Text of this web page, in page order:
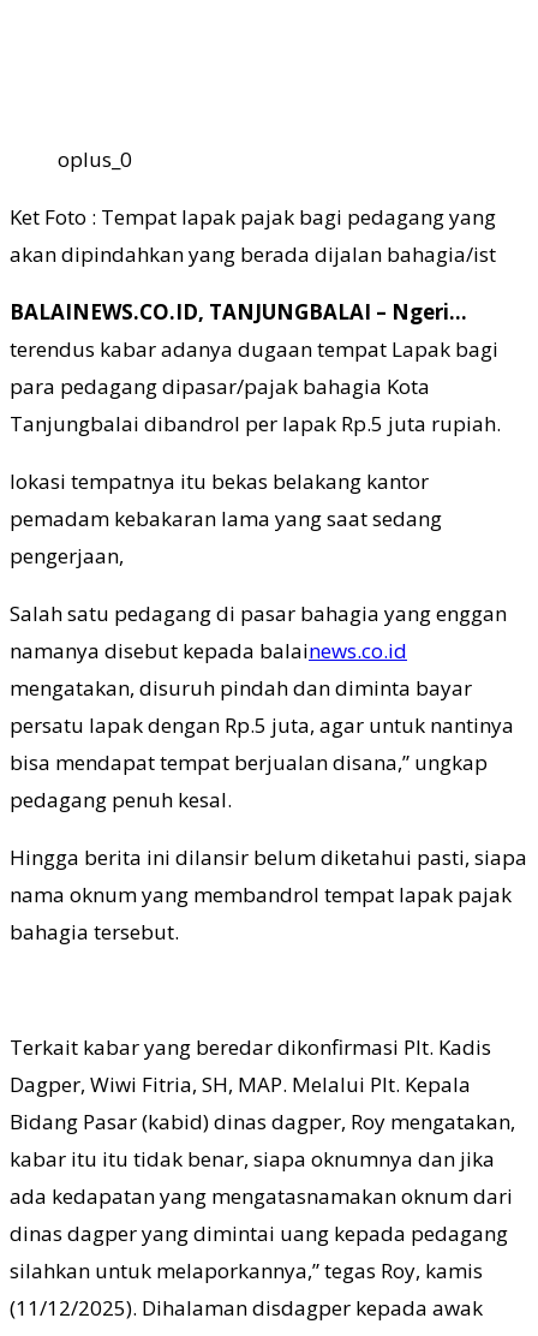
oplus_0
Ket Foto : Tempat lapak pajak bagi pedagang yang
akan dipindahkan yang berada dijalan bahagia/ist
BALAINEWS.CO.ID, TANJUNGBALAI – Ngeri…
terendus kabar adanya dugaan tempat Lapak bagi
para pedagang dipasar/pajak bahagia Kota
Tanjungbalai dibandrol per lapak Rp.5 juta rupiah.
lokasi tempatnya itu bekas belakang kantor
pemadam kebakaran lama yang saat sedang
pengerjaan,
Salah satu pedagang di pasar bahagia yang enggan
namanya disebut kepada balainews.co.id
mengatakan, disuruh pindah dan diminta bayar
persatu lapak dengan Rp.5 juta, agar untuk nantinya
bisa mendapat tempat berjualan disana,” ungkap
pedagang penuh kesal.
Hingga berita ini dilansir belum diketahui pasti, siapa
nama oknum yang membandrol tempat lapak pajak
bahagia tersebut.
Terkait kabar yang beredar dikonfirmasi Plt. Kadis
Dagper, Wiwi Fitria, SH, MAP. Melalui Plt. Kepala
Bidang Pasar (kabid) dinas dagper, Roy mengatakan,
kabar itu itu tidak benar, siapa oknumnya dan jika
ada kedapatan yang mengatasnamakan oknum dari
dinas dagper yang dimintai uang kepada pedagang
silahkan untuk melaporkannya,” tegas Roy, kamis
(11/12/2025). Dihalaman disdagper kepada awak